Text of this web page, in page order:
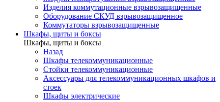
Изделия коммутационные взрывозащищенные
Оборудование СКУД взрывозащищенное
Коммутаторы взрывозащищенные
Шкафы, щиты и боксы
Шкафы, щиты и боксы
Назад
Шкафы телекоммуникационные
Стойки телекоммуникационные
Аксессуары для телекоммуникационных шкафов и
стоек
Шкафы электрические